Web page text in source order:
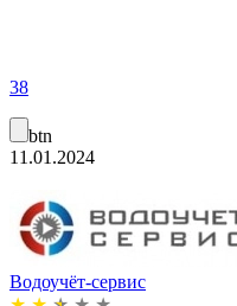
38
btn
11.01.2024
Водоучёт-сервис